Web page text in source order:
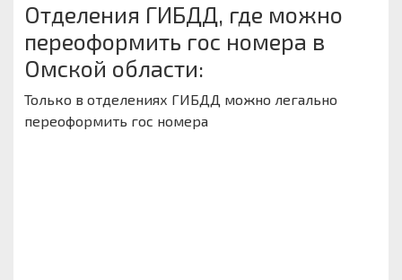
Отделения ГИБДД, где можно
переоформить гос номера в
Омской области:
Только в отделениях ГИБДД можно легально
переоформить гос номера